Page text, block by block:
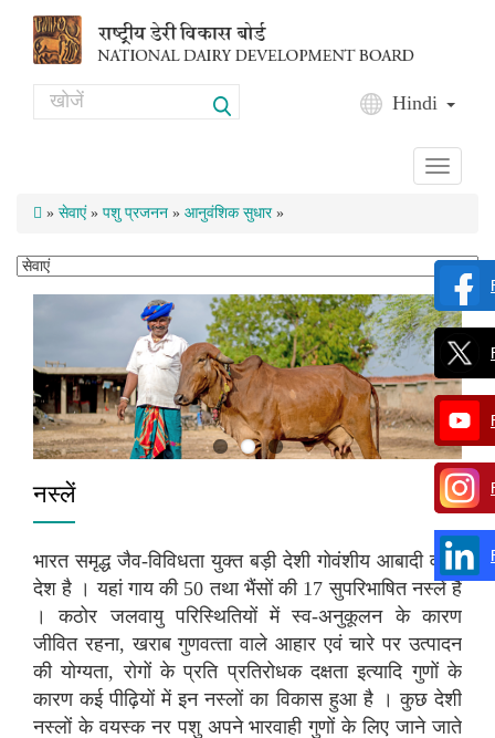
Search Hindi
Toggle
» सेवाएं» पशु प्रजनन » आनुवंशिक सुधार»
नस्‍लें
भारत समृद्ध जैव-विविधता युक्‍त बड़ी देशी गोवंशीय आबादी वाला
देश है । यहां गाय की 50 तथा भैंसों की 17 सुपरिभाषित नस्‍लें हैं
। कठोर जलवायु परिस्थितियों में स्व-अनुकूलन के कारण
जीवित रहना, खराब गुणवत्‍ता वाले आहार एवं चारे पर उत्‍पादन
की योग्‍यता, रोगों के प्रति प्रतिरोधक दक्षता इत्‍यादि गुणों के
कारण कई पीढ़ियों में इन नस्‍लों का विकास हुआ है । कुछ देशी
नस्लों के वयस्क नर पशु अपने भारवाही गुणों के लिए जाने जाते